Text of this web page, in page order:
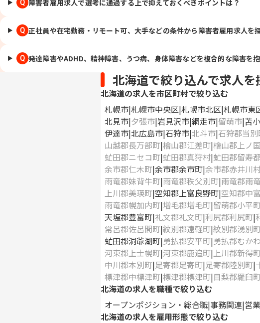
Q 障害者雇用求人で選考に通過する上で抑えておくべきポイントは？
Q 正社員や在宅勤務・リモート可、大手などの条件から障害者雇用求人を
Q 発達障害やADHD、精神障害、うつ病、身体障害などを複合的な障害を
北海道で絞り込んで求人を
北海道の求人を市区町村で絞り込む
札幌市 札幌市中央区 札幌市北区 札幌市東
北見市 夕張市 岩見沢市 網走市 留萌市 苫
伊達市 北広島市 石狩市 北斗市 石狩郡当別
山越郡長万部町 檜山郡江差町 檜山郡上ノ
虻田郡ニセコ町 虻田郡真狩村 虻田郡留寿
余市郡仁木町 余市郡余市町 余市郡赤井川
雨竜郡妹背牛町 雨竜郡秩父別町 雨竜郡雨
上川郡美瑛町 空知郡上富良野町 空知郡中
雨竜郡幌加内町 増毛郡増毛町 留萌郡小平
天塩郡豊富町 礼文郡礼文町 利尻郡利尻町
常呂郡佐呂間町 紋別郡遠軽町 紋別郡湧別
虻田郡洞爺湖町 勇払郡安平町 勇払郡むか
河東郡上士幌町 河東郡鹿追町 上川郡新得
中川郡本別町 足寄郡足寄町 足寄郡陸別町
標津郡中標津町 標津郡標津町 目梨郡羅臼
北海道の求人を職種で絞り込む
オープンポジション・総合職 事務関連 営
北海道の求人を雇用形態で絞り込む